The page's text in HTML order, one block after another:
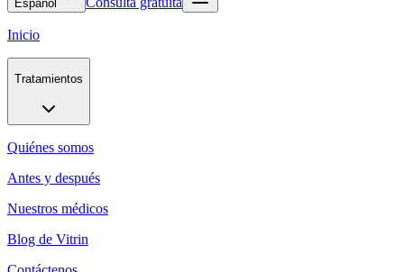
Español
Inicio
Tratamientos
Quiénes somos
Antes y después
Nuestros médicos
Blog de Vitrin